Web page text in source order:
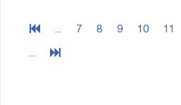
... 7 8 9 10 11
...